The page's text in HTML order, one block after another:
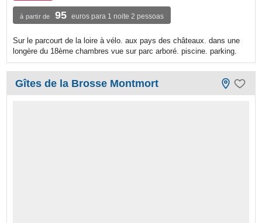
à partir de 95 euros para 1 noite 2 pessoas
Sur le parcourt de la loire à vélo. aux pays des châteaux. dans une
longère du 18ème chambres vue sur parc arboré. piscine. parking.
Gîtes de la Brosse Montmort